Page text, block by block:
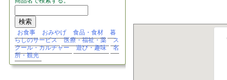
お食事 おみやげ 食品・食材
暮
らしのサービス
医療・福祉・薬
ス
クール・カルチャー
遊び・趣味
名
所・観光